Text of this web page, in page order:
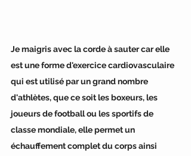
Je maigris avec la corde à sauter car elle
est une forme d'exercice cardiovasculaire
qui est utilisé par un grand nombre
d'athlètes, que ce soit les boxeurs, les
joueurs de football ou les sportifs de
classe mondiale, elle permet un
échauffement complet du corps ainsi